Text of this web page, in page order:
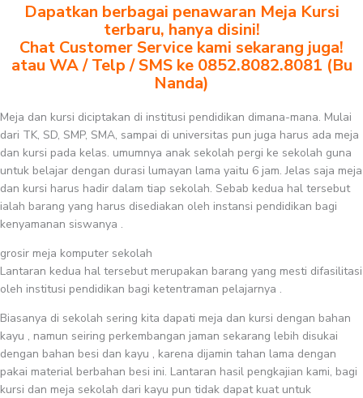
Dapatkan berbagai penawaran Meja Kursi
terbaru, hanya disini!
Chat Customer Service kami sekarang juga!
atau WA / Telp / SMS ke 0852.8082.8081 (Bu
Nanda)
Meja dan kursi diciptakan di institusi pendidikan dimana-mana. Mulai
dari TK, SD, SMP, SMA, sampai di universitas pun juga harus ada meja
dan kursi pada kelas. umumnya anak sekolah pergi ke sekolah guna
untuk belajar dengan durasi lumayan lama yaitu 6 jam. Jelas saja meja
dan kursi harus hadir dalam tiap sekolah. Sebab kedua hal tersebut
ialah barang yang harus disediakan oleh instansi pendidikan bagi
kenyamanan siswanya .
grosir meja komputer sekolah
Lantaran kedua hal tersebut merupakan barang yang mesti difasilitasi
oleh institusi pendidikan bagi ketentraman pelajarnya .
Biasanya di sekolah sering kita dapati meja dan kursi dengan bahan
kayu , namun seiring perkembangan jaman sekarang lebih disukai
dengan bahan besi dan kayu , karena dijamin tahan lama dengan
pakai material berbahan besi ini. Lantaran hasil pengkajian kami, bagi
kursi dan meja sekolah dari kayu pun tidak dapat kuat untuk